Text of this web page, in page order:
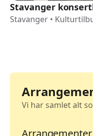
Stavanger
Stavanger •
Vi har samlet alt